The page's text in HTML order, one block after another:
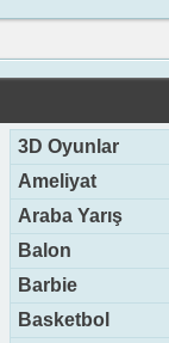
3D Oyunlar
Ameliyat
Araba Yarış
Balon
Barbie
Basketbol